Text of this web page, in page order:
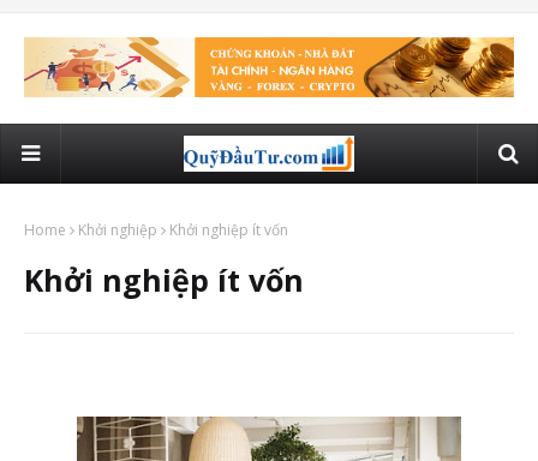
Home Khởi nghiệp Khởi nghiệp ít vốn
Khởi nghiệp ít vốn